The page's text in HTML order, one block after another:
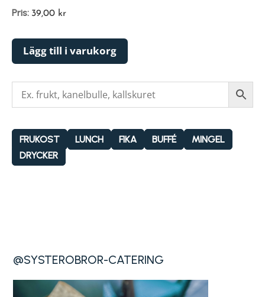
Pris: 39,00 kr
Lägg till i varukorg
FRUKOST LUNCH FIKA BUFFÉ
MINGEL
DRYCKER
@SYSTEROBROR-CATERING